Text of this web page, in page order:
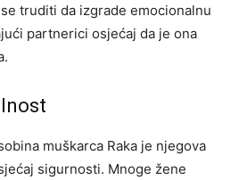
truditi da izgrade emocionalnu
partnerici osjećaj da je ona
muškarca Raka je njegova
sigurnosti. Mnoge žene